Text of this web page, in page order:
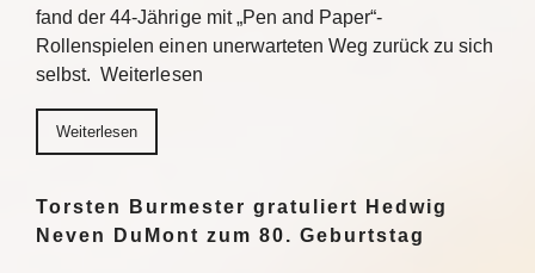
fand der 44-Jährige mit „Pen and Paper“-
Rollenspielen einen unerwarteten Weg zurück zu sich
selbst. Weiterlesen
Weiterlesen
Torsten Burmester gratuliert Hedwig
Neven DuMont zum 80. Geburtstag